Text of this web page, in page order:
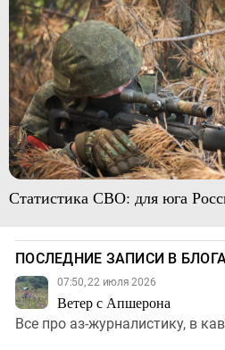
Статистика СВО: для юга
ПОСЛЕДНИЕ ЗАПИСИ В
07:50, 22 июля 2026
Ветер с Апшерона
Все про аз-журналистику, в